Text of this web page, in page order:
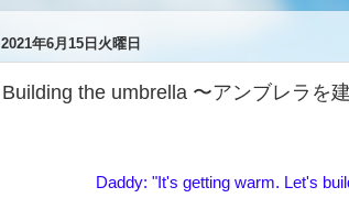
2021年6月15日火曜日
Building the umbrella 〜アンブレラを
Daddy: "It's getting warm. Let's